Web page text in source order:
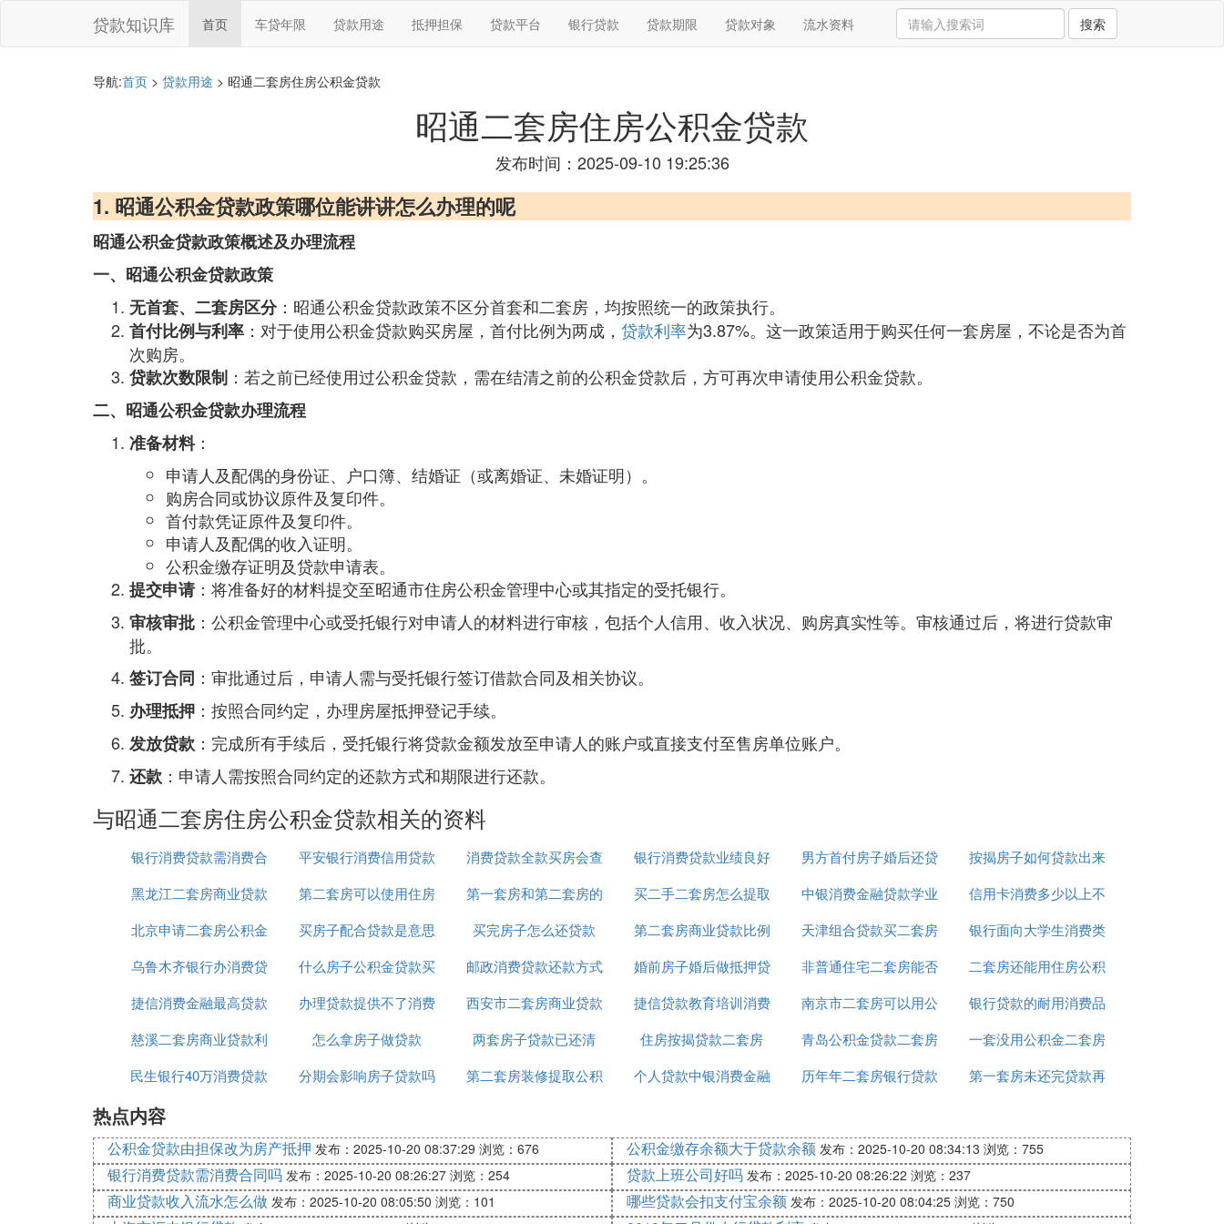
贷款知识库 首页 车贷年限 贷款用途 抵押担保 贷款平台 银行贷款 贷款期限 贷款对象 流水资料 搜索
导航:首页 > 贷款用途 > 昭通二套房住房公积金贷款
昭通二套房住房公积金贷款
发布时间：2025-09-10 19:25:36
1. 昭通公积金贷款政策哪位能讲讲怎么办理的呢
昭通公积金贷款政策概述及办理流程
一、昭通公积金贷款政策
无首套、二套房区分：昭通公积金贷款政策不区分首套和二套房，均按照统一的政策执行。
首付比例与利率 ：对于使用公积金贷款购买房屋，首付比例为两成， 贷款利率为3.87%。这一政策适用于购买任何一套房屋，不论是否为首
次购房。
贷款次数限制 ：若之前已经使用过公积金贷款，需在结清之前的公积金贷款后，方可再次申请使用公积金贷款。
二、昭通公积金贷款办理流程
准备材料：
申请人及配偶的身份证、户口簿、结婚证（或离婚证、未婚证明）。
购房合同或协议原件及复印件。
首付款凭证原件及复印件。
申请人及配偶的收入证明。
公积金缴存证明及贷款申请表。
提交申请：将准备好的材料提交至昭通市住房公积金管理中心或其指定的受托银行。
审核审批 ：公积金管理中心或受托银行对申请人的材料进行审核，包括个人信用、收入状况、购房真实性等。审核通过后，将进行贷款审
批。
签订合同 ：审批通过后，申请人需与受托银行签订借款合同及相关协议。
办理抵押 ：按照合同约定，办理房屋抵押登记手续。
发放贷款 ：完成所有手续后，受托银行将贷款金额发放至申请人的账户或直接支付至售房单位账户。
还款 ：申请人需按照合同约定的还款方式和期限进行还款。
与昭通二套房住房公积金贷款相关的资料
银行消费贷款需消费合
同吗
平安银行消费信用贷款
利率
消费贷款全款买房会查
吗
银行消费贷款业绩良好
简报
男方首付房子婚后还贷
款
按揭房子如何贷款出来
黑龙江二套房商业贷款
新政策
第二套房可以使用住房
公积金贷款吗
第一套房和第二套房的
贷款
买二手二套房怎么提取
公积金贷款吗
中银消费金融贷款学业
是不用利息吗
信用卡消费多少以上不
能抵押贷款
北京申请二套房公积金
贷款
买房子配合贷款是意思 买完房子怎么还贷款 第二套房商业贷款比例
天津组合贷款买二套房
首付
银行面向大学生消费类
贷款
乌鲁木齐银行办消费贷
款
什么房子公积金贷款买
房
邮政消费贷款还款方式
婚前房子婚后做抵押贷
款
非普通住宅二套房能否
公积金贷款
二套房还能用住房公积
金贷款
捷信消费金融最高贷款
20万
办理贷款提供不了消费
用途
西安市二套房商业贷款
政策
捷信贷款教育培训消费
凭证怎么弄
南京市二套房可以用公
积金贷款吗
银行贷款的耐用消费品
慈溪二套房商业贷款利
率
怎么拿房子做贷款 两套房子贷款已还清 住房按揭贷款二套房
青岛公积金贷款二套房
首付多少
一套没用公积金二套房
公积金贷款
民生银行40万消费贷款 分期会影响房子贷款吗
第二套房装修提取公积
个人贷款中银消费金融
历年年二套房银行贷款
第一套房未还完贷款再
热点内容
公积金贷款由担保改为房产抵押 发布：2025-10-20 08:37:29 浏览：676 公积金缴存余额大于贷款余额 发布：2025-10-20 08:34:13 浏览：755
银行消费贷款需消费合同吗 发布：2025-10-20 08:26:27 浏览：254 贷款上班公司好吗 发布：2025-10-20 08:26:22 浏览：237
商业贷款收入流水怎么做 发布：2025-10-20 08:05:50 浏览：101 哪些贷款会扣支付宝余额 发布：2025-10-20 08:04:25 浏览：750